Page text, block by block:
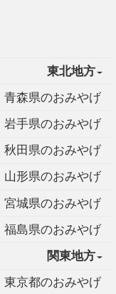
東北地方
青森県のおみやげ
岩手県のおみやげ
秋田県のおみやげ
山形県のおみやげ
宮城県のおみやげ
福島県のおみやげ
関東地方
東京都のおみやげ